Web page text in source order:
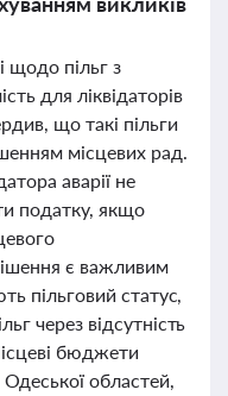
щодо пільг з
для ліквідаторів
що такі пільги
місцевих рад.
аварії не
податку, якщо
є важливим
пільговий статус,
через відсутність
бюджети
областей,